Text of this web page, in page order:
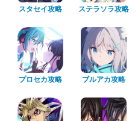
スタセイ攻略 ステラソラ攻略
プロセカ攻略 ブルアカ攻略